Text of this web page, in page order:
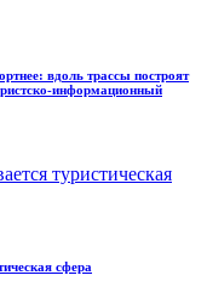
вдоль трассы построят
информационный
сфера